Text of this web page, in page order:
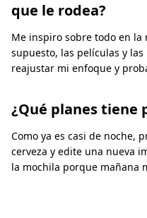
que le rodea?
Me inspiro sobre todo en la
supuesto, las películas y
reajustar mi enfoque y
¿Qué planes tiene
Como ya es casi de noche,
cerveza y edite una nueva
la mochila porque mañana